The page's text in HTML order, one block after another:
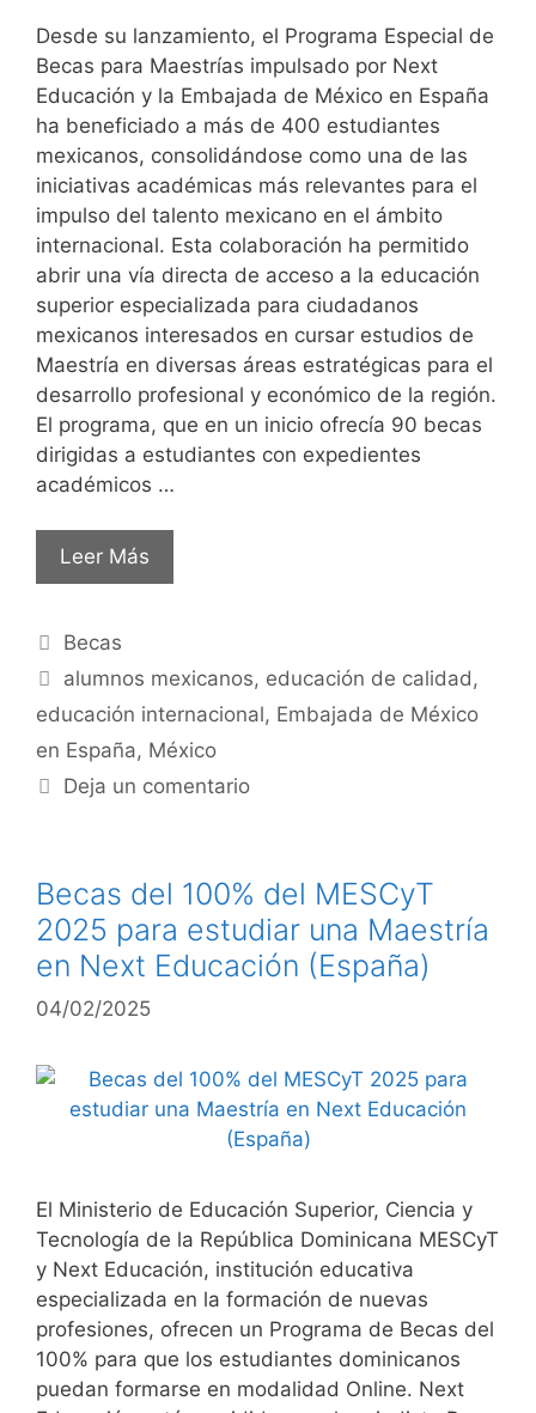
Desde su lanzamiento, el Programa Especial de
Becas para Maestrías impulsado por Next
Educación y la Embajada de México en España
ha beneficiado a más de 400 estudiantes
mexicanos, consolidándose como una de las
iniciativas académicas más relevantes para el
impulso del talento mexicano en el ámbito
internacional. Esta colaboración ha permitido
abrir una vía directa de acceso a la educación
superior especializada para ciudadanos
mexicanos interesados en cursar estudios de
Maestría en diversas áreas estratégicas para el
desarrollo profesional y económico de la región.
El programa, que en un inicio ofrecía 90 becas
dirigidas a estudiantes con expedientes
académicos …
Leer Más
Becas
alumnos mexicanos, educación de calidad,
educación internacional, Embajada de México
en España, México
Deja un comentario
Becas del 100% del MESCyT
2025 para estudiar una Maestría
en Next Educación (España)
04/02/2025
El Ministerio de Educación Superior, Ciencia y
Tecnología de la República Dominicana MESCyT
y Next Educación, institución educativa
especializada en la formación de nuevas
profesiones, ofrecen un Programa de Becas del
100% para que los estudiantes dominicanos
puedan formarse en modalidad Online. Next